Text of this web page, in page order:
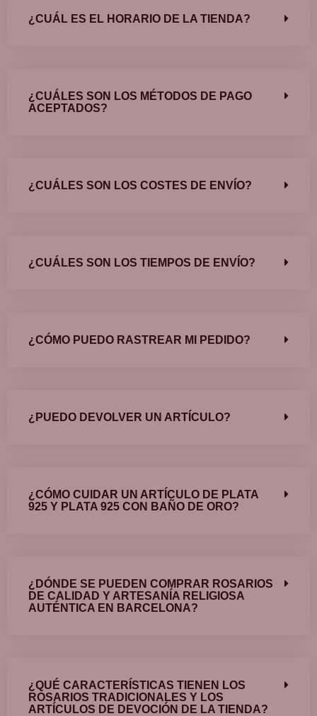
¿CUÁL ES EL HORARIO DE LA TIENDA?
¿CUÁLES SON LOS MÉTODOS DE PAGO
ACEPTADOS?
¿CUÁLES SON LOS COSTES DE ENVÍO?
¿CUÁLES SON LOS TIEMPOS DE ENVÍO?
¿CÓMO PUEDO RASTREAR MI PEDIDO?
¿PUEDO DEVOLVER UN ARTÍCULO?
¿CÓMO CUIDAR UN ARTÍCULO DE PLATA
925 Y PLATA 925 CON BAÑO DE ORO?
¿DÓNDE SE PUEDEN COMPRAR ROSARIOS
DE CALIDAD Y ARTESANÍA RELIGIOSA
AUTÉNTICA EN BARCELONA?
¿QUÉ CARACTERÍSTICAS TIENEN LOS
ROSARIOS TRADICIONALES Y LOS
ARTÍCULOS DE DEVOCIÓN DE LA TIENDA?